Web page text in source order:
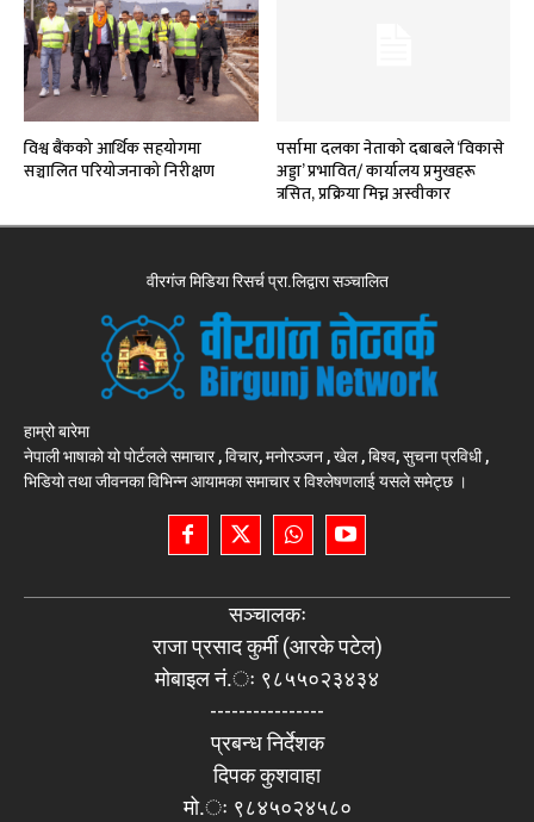
विश्व बैंकको आर्थिक सहयोगमा
सञ्चालित परियोजनाको निरीक्षण
पर्सामा दलका नेताको दबाबले ‘विकासे
अड्डा’ प्रभावित/ कार्यालय प्रमुखहरू
त्रसित, प्रक्रिया मिच्न अस्वीकार
वीरगंज मिडिया रिसर्च प्रा.लिद्वारा सञ्चालित
हाम्रो बारेमा
नेपाली भाषाको यो पोर्टलले समाचार , विचार, मनोरञ्जन , खेल , बिश्व, सुचना प्रविधी ,
भिडियो तथा जीवनका विभिन्न आयामका समाचार र विश्लेषणलाई यसले समेट्छ ।
सञ्चालकः
राजा प्रसाद कुर्मी (आरके पटेल)
मोबाइल नं.ः ९८५५०२३४३४
----------------
प्रबन्ध निर्देशक
दिपक कुशवाहा
मो.ः ९८४५०२४५८०